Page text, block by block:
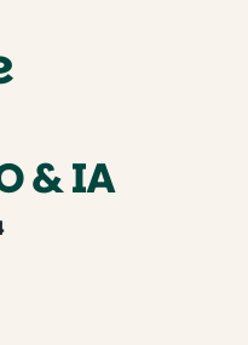
& IA